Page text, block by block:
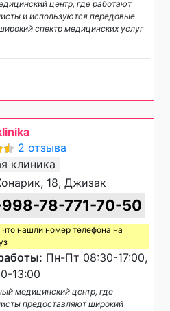
центр, где работают
и используются передовые
спектр медицинских услуг
2 отзыва
клиника
18, Джизак
78-771-70-50
нашли номер телефона на
Пн-Пт 08:30-17:00,
13:00
медицинский центр, где
предоставляют широкий